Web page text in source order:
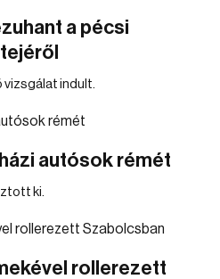
a pécsi
vizsgálat indult.
autósok rémét
ki.
rollerezett